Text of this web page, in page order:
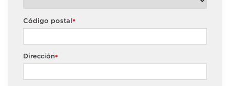
*
Código postal
*
Dirección